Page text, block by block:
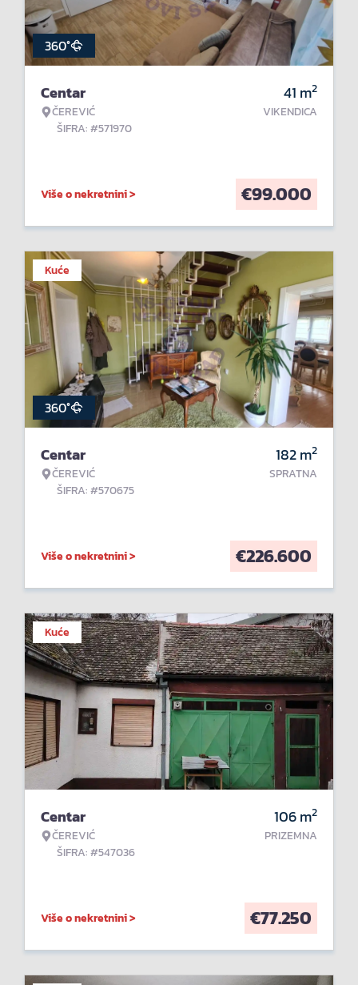
360°
Centar
ČEREVIĆ
ŠIFRA: #571970
41 m2
VIKENDICA
Više o nekretnini > €99.000
Kuće
360°
Centar
ČEREVIĆ
ŠIFRA: #570675
182m2
SPRATNA
Više o nekretnini > €226.600
Kuće
Centar
ČEREVIĆ
ŠIFRA: #547036
106m2
PRIZEMNA
Više o nekretnini > €77.250